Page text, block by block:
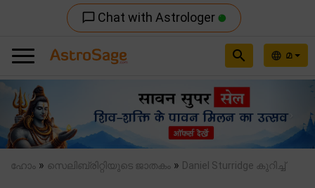
chat_bubble_outline Chat with Astrologer
language മ
search
Previous
ഹോം » സെലിബ്രിറ്റിയുടെ ജാതകം » Daniel Sturridge കുറിച്ച്